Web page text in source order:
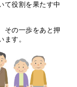
て役割を果たす中
その一歩をあと押
ます。